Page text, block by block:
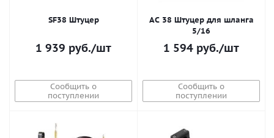
SF38 Штуцер
1 939 руб./шт
Сообщить о
поступлении
AC 38 Штуцер для шланга
5/16
1 594 руб./шт
Сообщить о
поступлении